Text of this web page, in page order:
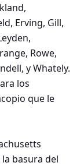
Erving, Gill,
Rowe,
y Whately.
los
que le
basura del